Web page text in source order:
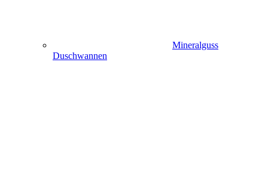
Mineralguss
Duschwannen